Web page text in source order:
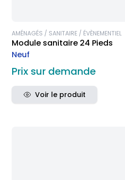
AMÉNAGÉS / SANITAIRE / ÉVÈNEMENTIEL
Module sanitaire 24 Pieds
Neuf
Prix sur demande
Voir le produit